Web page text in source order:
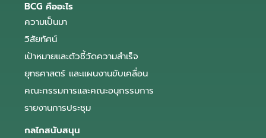
BCG คืออะไร
ความเป็นมา
วิสัยทัศน์
เป้าหมายและตัวชี้วัดความสำเร็จ
ยุทธศาสตร์ และแผนงานขับเคลื่อน
คณะกรรมการและคณะอนุกรรมการ
รายงานการประชุม
กลไกสนับสนุน